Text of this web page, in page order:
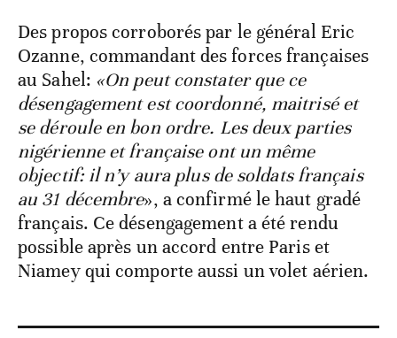
Des propos corroborés par le général Eric
Ozanne, commandant des forces françaises
au Sahel: «On peut constater que ce
désengagement est coordonné, maitrisé et
se déroule en bon ordre. Les deux parties
nigérienne et française ont un même
objectif: il n’y aura plus de soldats français
au 31 décembre», a confirmé le haut gradé
français. Ce désengagement a été rendu
possible après un accord entre Paris et
Niamey qui comporte aussi un volet aérien.